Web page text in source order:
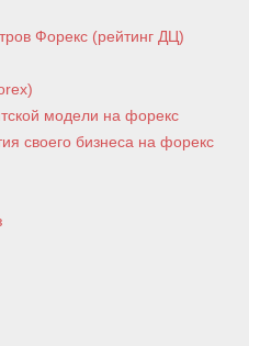
Форекс (рейтинг ДЦ)
модели на форекс
своего бизнеса на форекс